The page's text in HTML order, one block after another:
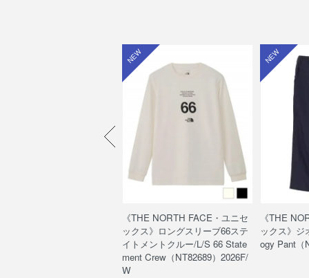
NEW
《THE NORTH FACE・ユニセ
ックス》ロングスリーブ66ステ
イトメントクルー/L/S 66 State
ment Crew（NT82689）2026F/
W
NEW
《THE
ックス》ジ
ogy Pant（